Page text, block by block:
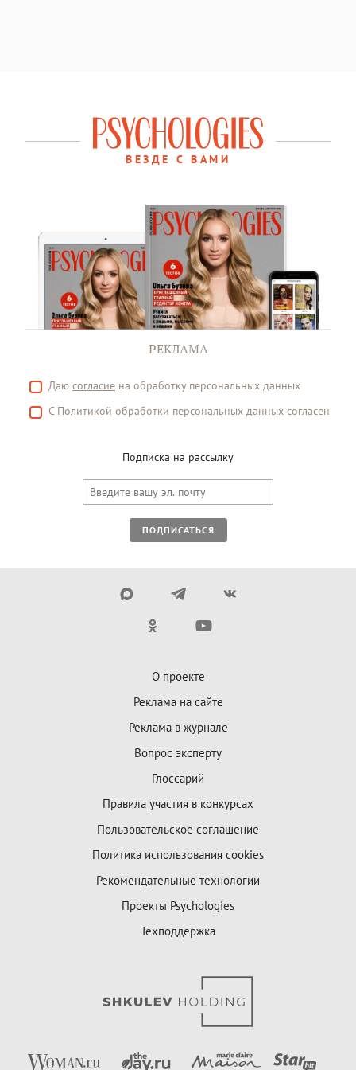
ВЕЗДЕ С ВАМИ
РЕКЛАМА
Даю согласие на обработку персональных данных
С Политикой обработки персональных данных согласен
Подписка на рассылку
ПОДПИСАТЬСЯ
О проекте
Реклама на сайте
Реклама в журнале
Вопрос эксперту
Глоссарий
Правила участия в конкурсах
Пользовательское соглашение
Политика использования cookies
Рекомендательные технологии
Проекты Psychologies
Техподдержка